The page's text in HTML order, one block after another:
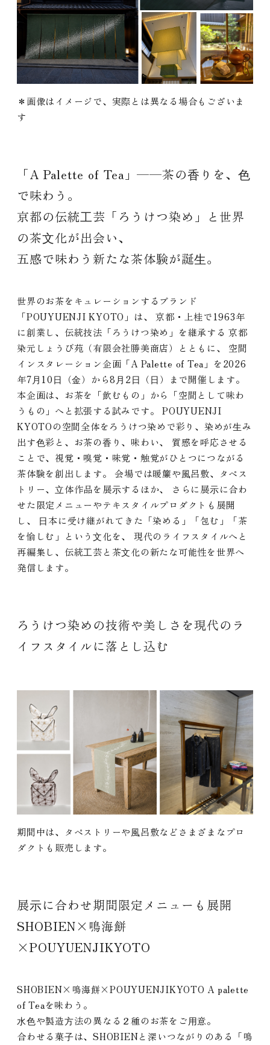
＊画像はイメージで、実際とは異なる場合もございま
す
「A Palette of Tea」——茶の⾹りを、⾊
で味わう。
京都の伝統⼯芸「ろうけつ染め」と世界
の茶⽂化が出会い、
五感で味わう新たな茶体験が誕⽣。
世界のお茶をキュレーションするブランド
「POUYUENJI KYOTO」は、 京都・上桂で1963年
に創業し、伝統技法「ろうけつ染め」を継承する 京都
染元しょうび苑（有限会社勝美商店）とともに、 空間
インスタレーション企画「A Palette of Tea」を2026
年7⽉10⽇（⾦）から8⽉2⽇（⽇）まで開催します。
本企画は、お茶を「飲むもの」から「空間として味わ
うもの」へと拡張する試みです。 POUYUENJI
KYOTOの空間全体をろうけつ染めで彩り、染めが⽣み
出す⾊彩と、お茶の⾹り、味わい、 質感を呼応させる
ことで、視覚・嗅覚・味覚・触覚がひとつにつながる
茶体験を創出します。 会場では暖簾や⾵呂敷、タペス
トリー、⽴体作品を展⽰するほか、 さらに展⽰に合わ
せた限定メニューやテキスタイルプロダクトも展開
し、 ⽇本に受け継がれてきた「染める」「包む」「茶
を愉しむ」という⽂化を、 現代のライフスタイルへと
再編集し、伝統⼯芸と茶⽂化の新たな可能性を世界へ
発信します。
ろうけつ染めの技術や美しさを現代のラ
イフスタイルに落とし込む
期間中は、タペストリーや⾵呂敷などさまざまなプロ
ダクトも販売します。
展⽰に合わせ期間限定メニューも展開
SHOBIEN×鳴海餅
×POUYUENJIKYOTO
SHOBIEN×鳴海餅×POUYUENJIKYOTO A palette
of Teaを味わう。
⽔⾊や製造⽅法の異なる２種のお茶をご⽤意。
合わせる菓⼦は、SHOBIENと深いつながりのある「鳴